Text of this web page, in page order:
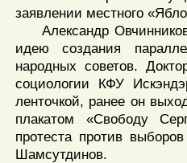
заявлении местного
Александр Овчинников,
идею создания
народных советов.
социологии КФУ
ленточкой, ранее он
плакатом «Свободу
протеста против
Шамсутдинов.